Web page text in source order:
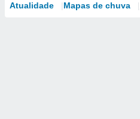
Atualidade Mapas de chuva